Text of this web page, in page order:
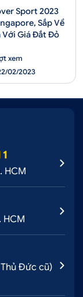
Sport 2023
Sắp Về
Với Giá Đắt Đỏ
xem
02/2023
HCM
HCM
Thủ Đức cũ)